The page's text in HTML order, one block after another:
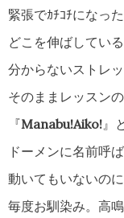
緊張でｶﾁｺﾁになっ
どこを伸ばしてい
分からないストレ
そのままレッスン
『Manabu!Aiko! 』
ドーメンに名前呼
動いてもいないの
毎度お馴染み。高